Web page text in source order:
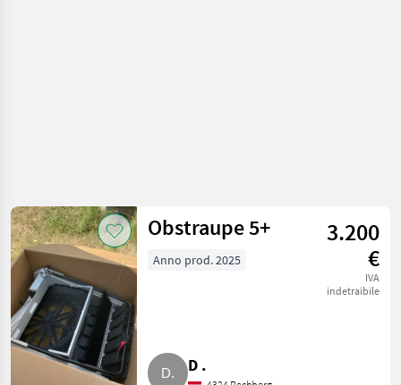
Obstraupe 5+
3.200
€
IVA
indetraibile
Anno prod. 2025
D .